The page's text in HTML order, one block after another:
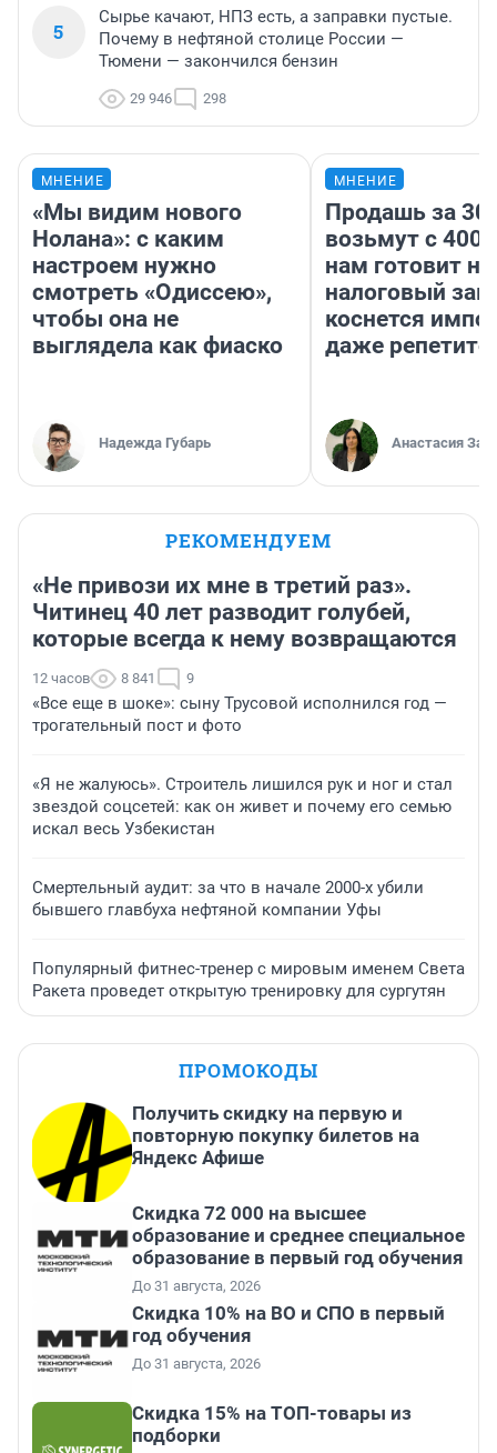
5
Сырье качают, НПЗ есть, а заправки пустые.
Почему в нефтяной столице России —
Тюмени — закончился бензин
29 946 298
МНЕНИЕ
«Мы видим нового
Нолана»: с каким
настроем нужно
смотреть «Одиссею»,
чтобы она не
выглядела как фиаско
Надежда Губарь
МНЕНИЕ
Продашь за
возьмут с
нам готовит
налоговый
коснется
даже
Анастасия
РЕКОМЕНДУЕМ
«Не привози их мне в третий раз».
Читинец 40 лет разводит голубей,
которые всегда к нему возвращаются
12 часов 8 841 9
«Все еще в шоке»: сыну Трусовой исполнился год —
трогательный пост и фото
«Я не жалуюсь». Строитель лишился рук и ног и стал
звездой соцсетей: как он живет и почему его семью
искал весь Узбекистан
Смертельный аудит: за что в начале 2000-х убили
бывшего главбуха нефтяной компании Уфы
Популярный фитнес-тренер с мировым именем Света
Ракета проведет открытую тренировку для сургутян
ПРОМОКОДЫ
Получить скидку на первую и
повторную покупку билетов на
Яндекс Афише
Скидка 72 000 на высшее
образование и среднее специальное
образование в первый год обучения
До 31 августа, 2026
Скидка 10% на ВО и СПО в первый
год обучения
До 31 августа, 2026
Скидка 15% на ТОП-товары из
подборки